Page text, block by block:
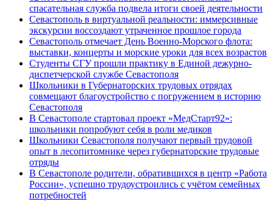
спасательная служба подвела итоги своей деятельности
Севастополь в виртуальной реальности: иммерсивные
экскурсии воссоздают утраченное прошлое города
Севастополь отмечает День Военно-Морского флота:
выставки, концерты и морские уроки для всех возрастов
Студенты СГУ прошли практику в Единой дежурно-
диспетчерской службе Севастополя
Школьники в Губернаторских трудовых отрядах
совмещают благоустройство с погружением в историю
Севастополя
В Севастополе стартовал проект «МедСтарт92»:
школьники попробуют себя в роли медиков
Школьники Севастополя получают первый трудовой
опыт в лесопитомнике через губернаторские трудовые
отряды
В Севастополе родители, обратившихся в центр «Работа
России», успешно трудоустроились с учётом семейных
потребностей